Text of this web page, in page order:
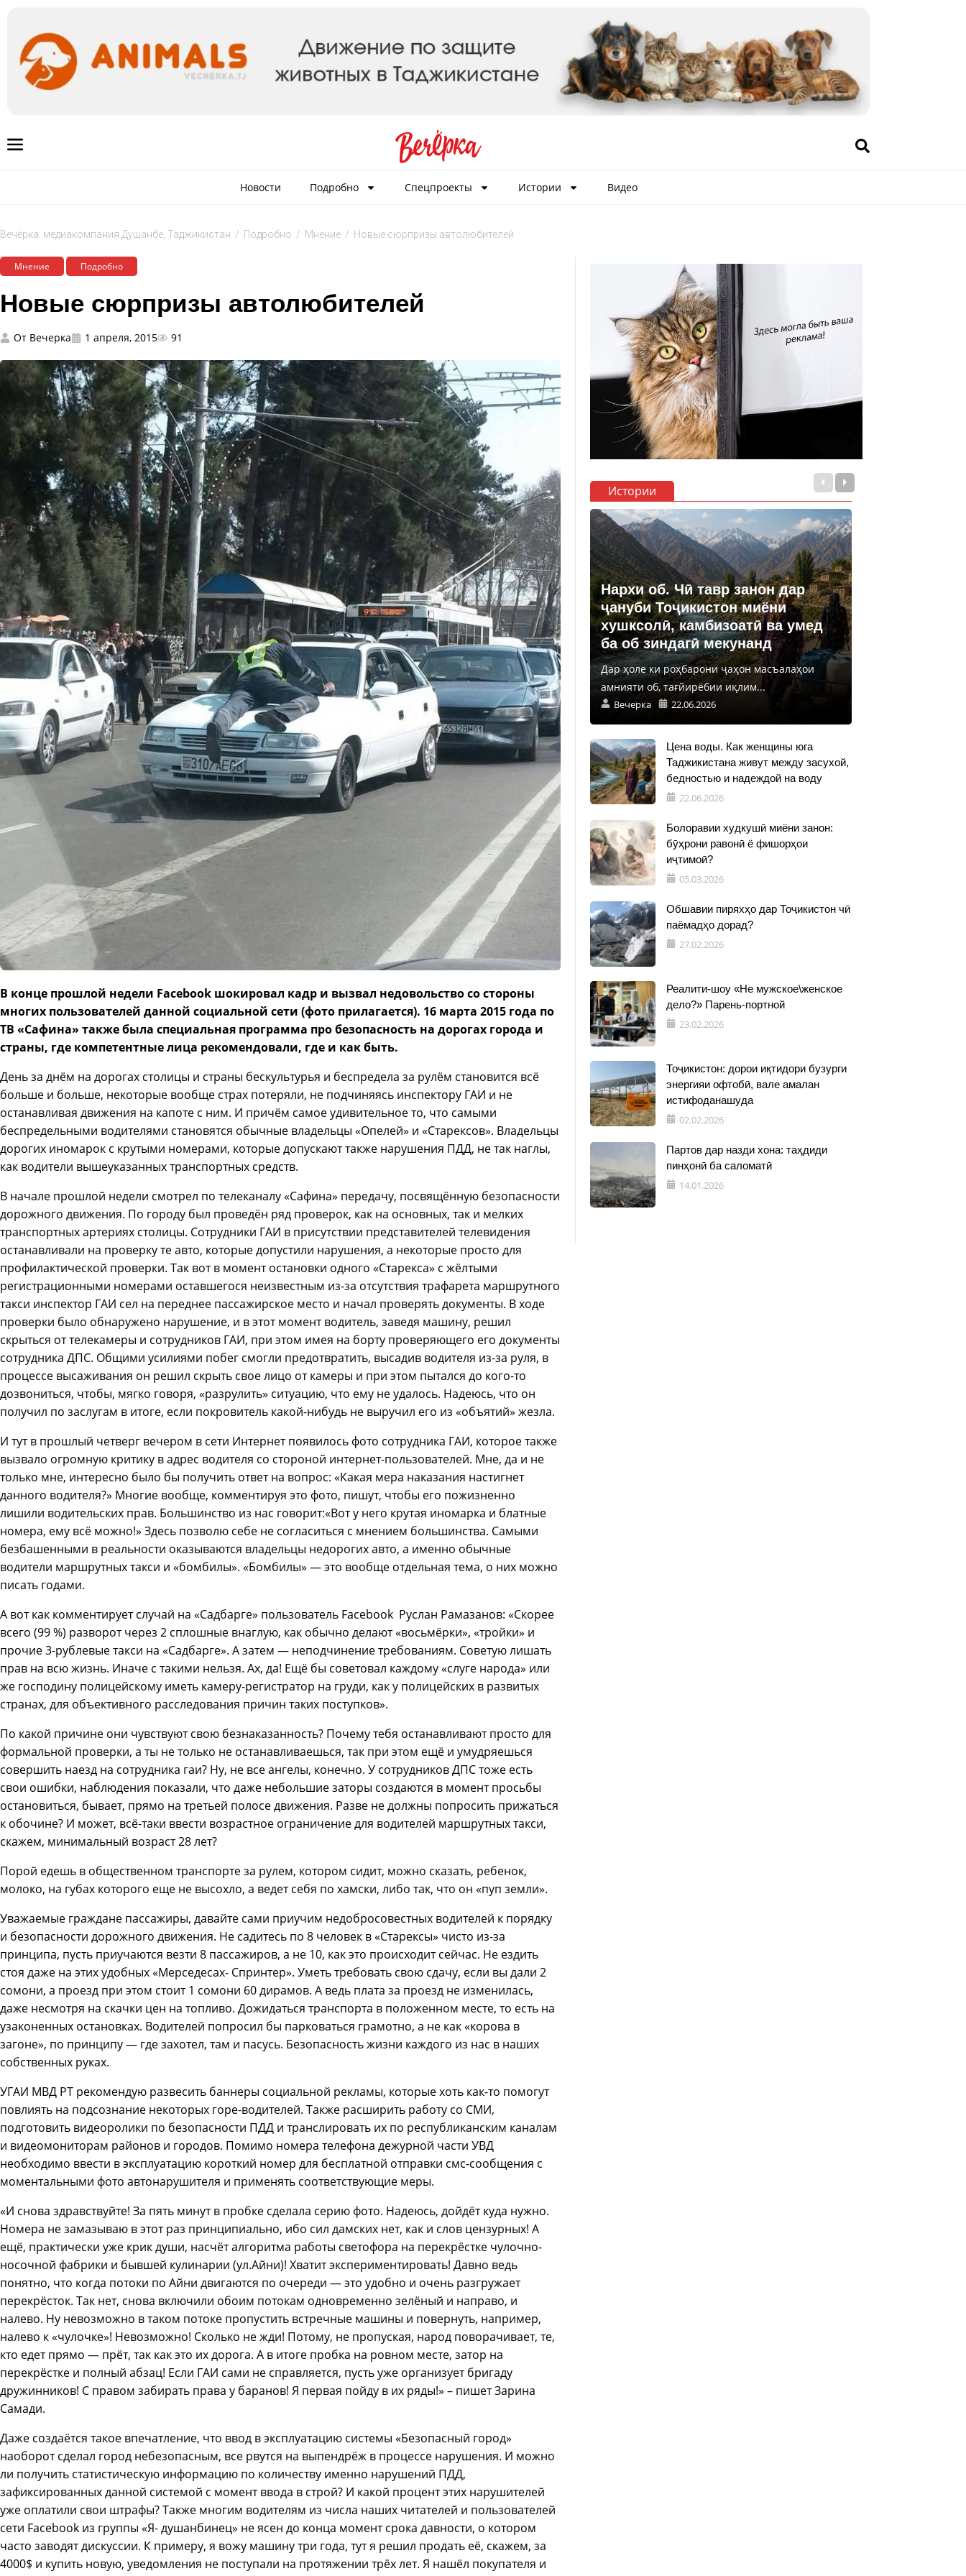
Новости Подробно Спецпроекты Истории Видео
Вечёрка: медиакомпания Душанбе, Таджикистан / Подробно / Мнение / Новые сюрпризы автолюбителей
Мнение Подробно
Новые сюрпризы автолюбителей
От Вечерка 1 апреля, 2015 91
В конце прошлой недели Facebook шокировал кадр и вызвал недовольство со стороны
многих пользователей данной социальной сети (фото прилагается). 16 марта 2015 года по
ТВ «Сафина» также была специальная программа про безопасность на дорогах города и
страны, где компетентные лица рекомендовали, где и как быть.
День за днём на дорогах столицы и страны бескультурья и беспредела за рулём становится всё
больше и больше, некоторые вообще страх потеряли, не подчиняясь инспектору ГАИ и не
останавливая движения на капоте с ним. И причём самое удивительное то, что самыми
беспредельными водителями становятся обычные владельцы «Опелей» и «Старексов». Владельцы
дорогих иномарок с крутыми номерами, которые допускают также нарушения ПДД, не так наглы,
как водители вышеуказанных транспортных средств.
В начале прошлой недели смотрел по телеканалу «Сафина» передачу, посвящённую безопасности
дорожного движения. По городу был проведён ряд проверок, как на основных, так и мелких
транспортных артериях столицы. Сотрудники ГАИ в присутствии представителей телевидения
останавливали на проверку те авто, которые допустили нарушения, а некоторые просто для
профилактической проверки. Так вот в момент остановки одного «Старекса» с жёлтыми
регистрационными номерами оставшегося неизвестным из-за отсутствия трафарета маршрутного
такси инспектор ГАИ сел на переднее пассажирское место и начал проверять документы. В ходе
проверки было обнаружено нарушение, и в этот момент водитель, заведя машину, решил
скрыться от телекамеры и сотрудников ГАИ, при этом имея на борту проверяющего его документы
сотрудника ДПС. Общими усилиями побег смогли предотвратить, высадив водителя из-за руля, в
процессе высаживания он решил скрыть свое лицо от камеры и при этом пытался до кого-то
дозвониться, чтобы, мягко говоря, «разрулить» ситуацию, что ему не удалось. Надеюсь, что он
получил по заслугам в итоге, если покровитель какой-нибудь не выручил его из «объятий» жезла.
И тут в прошлый четверг вечером в сети Интернет появилось фото сотрудника ГАИ, которое также
вызвало огромную критику в адрес водителя со стороной интернет-пользователей. Мне, да и не
только мне, интересно было бы получить ответ на вопрос: «Какая мера наказания настигнет
данного водителя?» Многие вообще, комментируя это фото, пишут, чтобы его пожизненно
лишили водительских прав. Большинство из нас говорит:«Вот у него крутая иномарка и блатные
номера, ему всё можно!» Здесь позволю себе не согласиться с мнением большинства. Самыми
безбашенными в реальности оказываются владельцы недорогих авто, а именно обычные
водители маршрутных такси и «бомбилы». «Бомбилы» — это вообще отдельная тема, о них можно
писать годами.
А вот как комментирует случай на «Садбарге» пользователь Facebook Руслан Рамазанов: «Скорее
всего (99 %) разворот через 2 сплошные внаглую, как обычно делают «восьмёрки», «тройки» и
прочие 3-рублевые такси на «Садбарге». А затем — неподчинение требованиям. Советую лишать
прав на всю жизнь. Иначе с такими нельзя. Ах, да! Ещё бы советовал каждому «слуге народа» или
же господину полицейскому иметь камеру-регистратор на груди, как у полицейских в развитых
странах, для объективного расследования причин таких поступков».
По какой причине они чувствуют свою безнаказанность? Почему тебя останавливают просто для
формальной проверки, а ты не только не останавливаешься, так при этом ещё и умудряешься
совершить наезд на сотрудника гаи? Ну, не все ангелы, конечно. У сотрудников ДПС тоже есть
свои ошибки, наблюдения показали, что даже небольшие заторы создаются в момент просьбы
остановиться, бывает, прямо на третьей полосе движения. Разве не должны попросить прижаться
к обочине? И может, всё-таки ввести возрастное ограничение для водителей маршрутных такси,
скажем, минимальный возраст 28 лет?
Порой едешь в общественном транспорте за рулем, котором сидит, можно сказать, ребенок,
молоко, на губах которого еще не высохло, а ведет себя по хамски, либо так, что он «пуп земли».
Уважаемые граждане пассажиры, давайте сами приучим недобросовестных водителей к порядку
и безопасности дорожного движения. Не садитесь по 8 человек в «Старексы» чисто из-за
принципа, пусть приучаются везти 8 пассажиров, а не 10, как это происходит сейчас. Не ездить
стоя даже на этих удобных «Мерседесах- Спринтер». Уметь требовать свою сдачу, если вы дали 2
сомони, а проезд при этом стоит 1 сомони 60 дирамов. А ведь плата за проезд не изменилась,
даже несмотря на скачки цен на топливо. Дожидаться транспорта в положенном месте, то есть на
узаконенных остановках. Водителей попросил бы парковаться грамотно, а не как «корова в
загоне», по принципу — где захотел, там и пасусь. Безопасность жизни каждого из нас в наших
собственных руках.
УГАИ МВД РТ рекомендую развесить баннеры социальной рекламы, которые хоть как-то помогут
повлиять на подсознание некоторых горе-водителей. Также расширить работу со СМИ,
подготовить видеоролики по безопасности ПДД и транслировать их по республиканским каналам
и видеомониторам районов и городов. Помимо номера телефона дежурной части УВД
необходимо ввести в эксплуатацию короткий номер для бесплатной отправки смс-сообщения с
моментальными фото автонарушителя и применять соответствующие меры.
«И снова здравствуйте! За пять минут в пробке сделала серию фото. Надеюсь, дойдёт куда нужно.
Номера не замазываю в этот раз принципиально, ибо сил дамских нет, как и слов цензурных! А
ещё, практически уже крик души, насчёт алгоритма работы светофора на перекрёстке чулочно-
носочной фабрики и бывшей кулинарии (ул.Айни)! Хватит экспериментировать! Давно ведь
понятно, что когда потоки по Айни двигаются по очереди — это удобно и очень разгружает
перекрёсток. Так нет, снова включили обоим потокам одновременно зелёный и направо, и
налево. Ну невозможно в таком потоке пропустить встречные машины и повернуть, например,
налево к «чулочке»! Невозможно! Сколько не жди! Потому, не пропуская, народ поворачивает, те,
кто едет прямо — прёт, так как это их дорога. А в итоге пробка на ровном месте, затор на
перекрёстке и полный абзац! Если ГАИ сами не справляется, пусть уже организует бригаду
дружинников! С правом забирать права у баранов! Я первая пойду в их ряды!» – пишет Зарина
Самади.
Даже создаётся такое впечатление, что ввод в эксплуатацию системы «Безопасный город»
наоборот сделал город небезопасным, все рвутся на выпендрёж в процессе нарушения. И можно
ли получить статистическую информацию по количеству именно нарушений ПДД,
зафиксированных данной системой с момент ввода в строй? И какой процент этих нарушителей
уже оплатили свои штрафы? Также многим водителям из числа наших читателей и пользователей
сети Facebook из группы «Я- душанбинец» не ясен до конца момент срока давности, о котором
часто заводят дискуссии. К примеру, я вожу машину три года, тут я решил продать её, скажем, за
4000$ и купить новую, уведомления не поступали на протяжении трёх лет. Я нашёл покупателя и
Истории
Нархи об. Чӣ тавр занон дар
ҷануби Тоҷикистон миёни
хушксолӣ, камбизоатӣ ва умед
ба об зиндагӣ мекунанд
Дар ҳоле ки роҳбарони ҷаҳон масъалаҳои
амнияти об, тағйирёбии иқлим...
Вечерка 22.06.2026
Цена воды. Как женщины юга
Таджикистана живут между засухой,
бедностью и надеждой на воду
22.06.2026
Болоравии худкушӣ миёни занон:
бӯҳрони равонӣ ё фишорҳои
иҷтимоӣ?
05.03.2026
Обшавии пиряхҳо дар Тоҷикистон чӣ
паёмадҳо дорад?
27.02.2026
Реалити-шоу «Не мужское\женское
дело?» Парень-портной
23.02.2026
Тоҷикистон: дорои иқтидори бузурги
энергияи офтобӣ, вале амалан
истифоданашуда
02.02.2026
Партов дар назди хона: таҳдиди
пинҳонӣ ба саломатӣ
14.01.2026